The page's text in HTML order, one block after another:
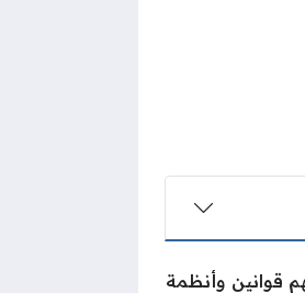
قوانين وأنظمة